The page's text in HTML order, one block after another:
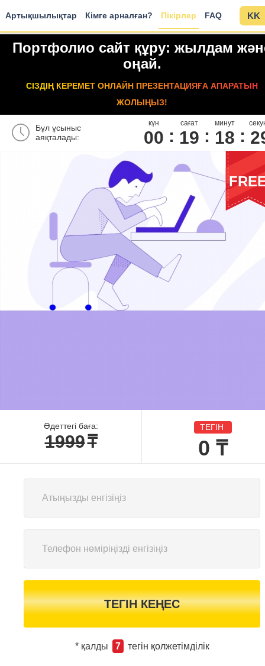
Артықшылықтар Кімге арналған? Пікірлер FAQ KK
Портфолио сайт құру: жылдам
оңай.
СІЗДІҢ КЕРЕМЕТ ОНЛАЙН ПРЕЗЕНТАЦИЯҒА АПАРАТЫН
ЖОЛЫҢЫЗ!
Бұл ұсыныс
аяқталады:
күн
00
сағат
19
минут
18 2
Әдеттегі баға:
1999₸
ТЕГІН
0 ₸
ТЕГІН КЕҢЕС
* қалды 7 тегін қолжетімділік